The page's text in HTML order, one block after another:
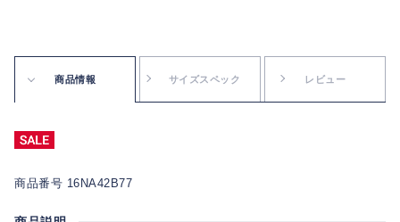
商品情報 サイズスペック レビュー
商品番号 16NA42B77